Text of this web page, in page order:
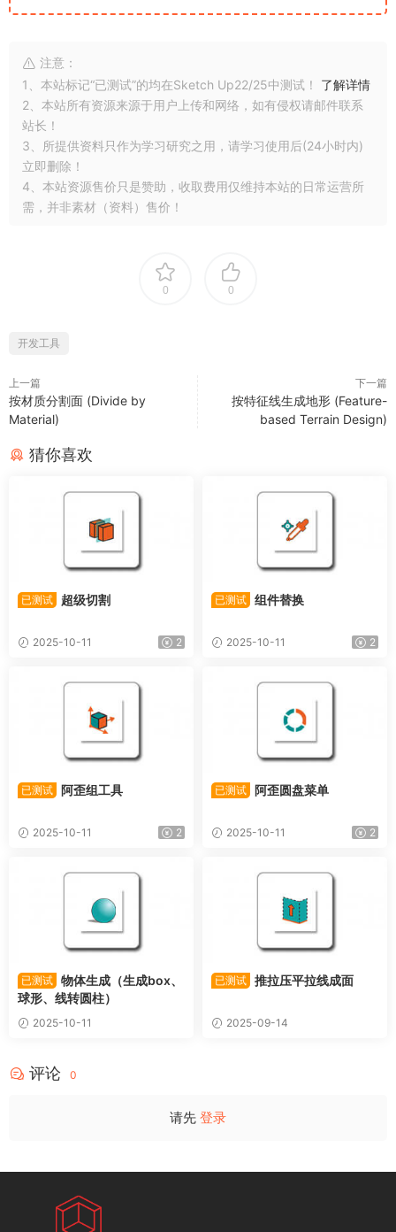
注意：
1、本站标记“已测试”的均在Sketch Up22/25中测试！ 了解详情
2、本站所有资源来源于用户上传和网络，如有侵权请邮件联系
站长！
3、所提供资料只作为学习研究之用，请学习使用后(24小时内)
立即删除！
4、本站资源售价只是赞助，收取费用仅维持本站的日常运营所
需，并非素材（资料）售价！
0 0
开发工具
上一篇
按材质分割面 (Divide by
Material)
下一篇
按特征线生成地形 (Feature-
based Terrain Design)
猜你喜欢
已测试 超级切割
2025-10-11 2
已测试 组件替换
2025-10-11 2
已测试 阿歪组工具
2025-10-11 2
已测试 阿歪圆盘菜单
2025-10-11 2
已测试 物体生成（生成box、
球形、线转圆柱）
2025-10-11
已测试 推拉压平拉线成面
2025-09-14
评论 0
请先 登录